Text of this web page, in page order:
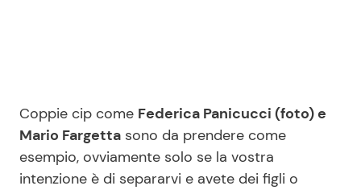
Viaggi e Turismo
Festività
Ricette Feste
Ricette per Bambini
Coppie cip come Federica Panicucci (foto) e
Mario Fargetta sono da prendere come
esempio, ovviamente solo se la vostra
intenzione è di separarvi e avete dei figli o